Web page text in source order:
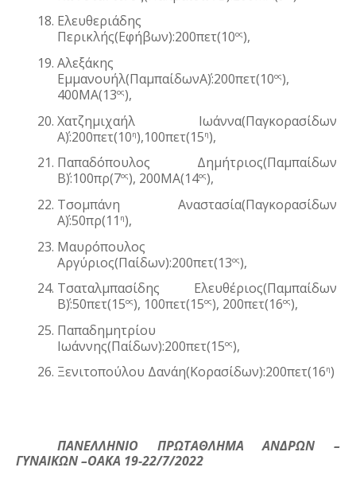
Ελευθεριάδης
Περικλής(Εφήβων):200πετ(10ος),
Αλεξάκης
Εμμανουήλ(ΠαμπαίδωνΑ΄):200πετ(10ος),
400ΜΑ(13ος),
Χατζημιχαήλ Ιωάννα(Παγκορασίδων
Α΄):200πετ(10η),100πετ(15η),
Παπαδόπουλος Δημήτριος(Παμπαίδων
Β΄):100πρ(7ος), 200ΜΑ(14ος),
Τσομπάνη  Αναστασία(Παγκορασίδων
Α΄):50πρ(11 η),
Μαυρόπουλος
Αργύριος(Παίδων):200πετ(13ος),
Τσαταλμπασίδης Ελευθέριος(Παμπαίδων
Β΄):50πετ(15ος), 100πετ(15ος), 200πετ(16ος),
Παπαδημητρίου
Ιωάννης(Παίδων):200πετ(15ος),
Ξενιτοπούλου Δανάη(Κορασίδων):200πετ(16η)
ΠΑΝΕΛΛΗΝΙΟ ΠΡΩΤΑΘΛΗΜΑ ΑΝΔΡΩΝ –
ΓΥΝΑΙΚΩΝ –ΟΑΚΑ 19-22/7/2022